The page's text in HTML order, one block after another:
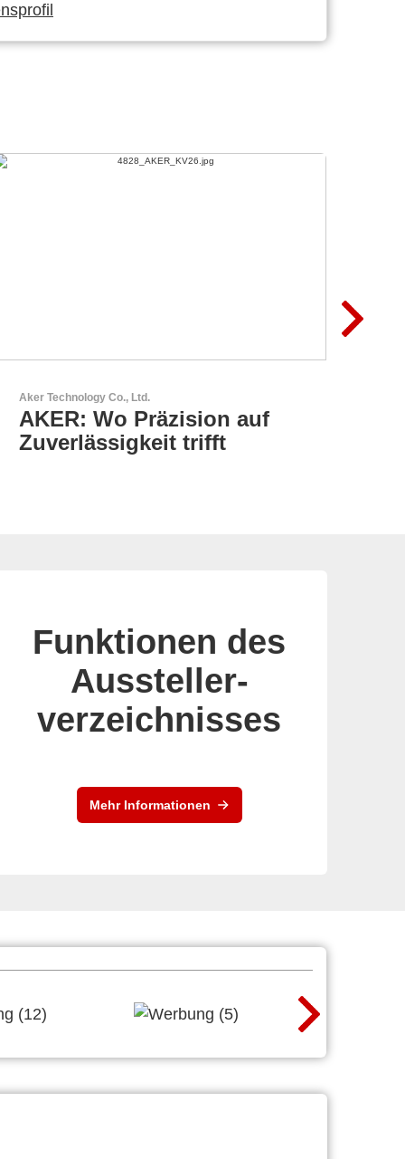
Esseti Srl
Ihr Partner für High-Tech-
Leiterplatten
Funktionen des
Aussteller-
verzeichnisses
Mehr Informationen